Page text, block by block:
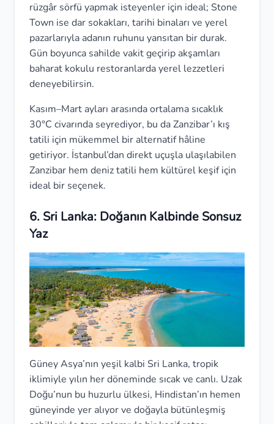
rüzgâr sörfü yapmak isteyenler için ideal; Stone
Town ise dar sokakları, tarihi binaları ve yerel
pazarlarıyla adanın ruhunu yansıtan bir durak.
Gün boyunca sahilde vakit geçirip akşamları
baharat kokulu restoranlarda yerel lezzetleri
deneyebilirsin.
Kasım–Mart ayları arasında ortalama sıcaklık
30°C civarında seyrediyor, bu da Zanzibar’ı kış
tatili için mükemmel bir alternatif hâline
getiriyor. İstanbul’dan direkt uçuşla ulaşılabilen
Zanzibar hem deniz tatili hem kültürel keşif için
ideal bir seçenek.
6. Sri Lanka: Doğanın Kalbinde Sonsuz
Yaz
Güney Asya’nın yeşil kalbi Sri Lanka, tropik
iklimiyle yılın her döneminde sıcak ve canlı. Uzak
Doğu’nun bu huzurlu ülkesi, Hindistan’ın hemen
güneyinde yer alıyor ve doğayla bütünleşmiş